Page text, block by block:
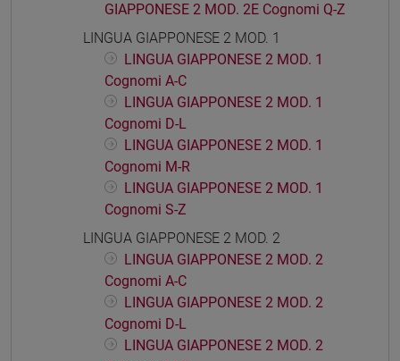
GIAPPONESE 2 MOD. 2E Cognomi Q-Z
LINGUA GIAPPONESE 2 MOD. 1
LINGUA GIAPPONESE 2 MOD. 1
Cognomi A-C
LINGUA GIAPPONESE 2 MOD. 1
Cognomi D-L
LINGUA GIAPPONESE 2 MOD. 1
Cognomi M-R
LINGUA GIAPPONESE 2 MOD. 1
Cognomi S-Z
LINGUA GIAPPONESE 2 MOD. 2
LINGUA GIAPPONESE 2 MOD. 2
Cognomi A-C
LINGUA GIAPPONESE 2 MOD. 2
Cognomi D-L
LINGUA GIAPPONESE 2 MOD. 2